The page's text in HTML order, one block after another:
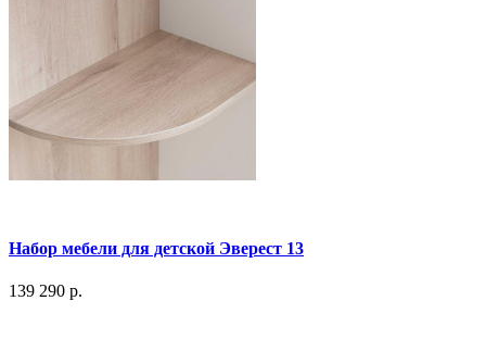
Набор мебели для детской Эверест 13
139 290 р.